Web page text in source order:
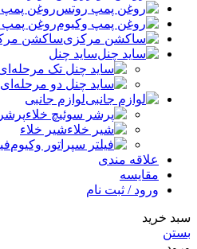
روغن
روغن پمپ
ساکشن
ساید چنل
لوازم جانبی
شیر خلاء
علاقه مندی
مقایسه
ورود / ثبت نام
سبد خرید
بستن